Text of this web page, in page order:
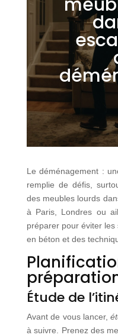
Le déménagement :
remplie de défis,
des meubles lourds
à Paris, Londres ou
préparer pour éviter
en béton et des
Étude de
Avant de vous lancer,
à suivre. Prenez des